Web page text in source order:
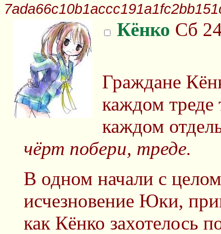
Кёнко Сб
Граждане
каждом треде
каждом
чёрт побери, треде.
В одном начали c
исчезновение Юки,
как Кёнко захотелось